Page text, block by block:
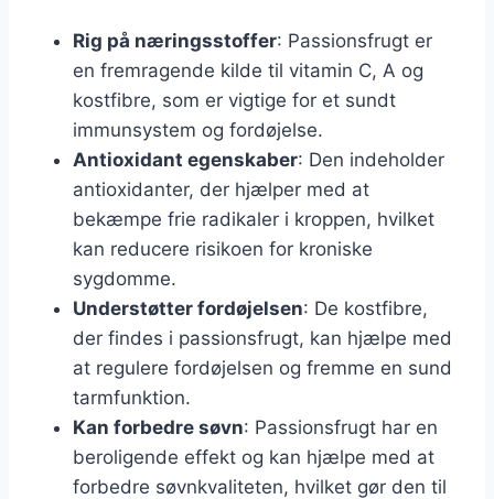
Rig på næringsstoffer: Passionsfrugt er
en fremragende kilde til vitamin C, A og
kostfibre, som er vigtige for et sundt
immunsystem og fordøjelse.
Antioxidant egenskaber: Den indeholder
antioxidanter, der hjælper med at
bekæmpe frie radikaler i kroppen, hvilket
kan reducere risikoen for kroniske
sygdomme.
Understøtter fordøjelsen: De kostfibre,
der findes i passionsfrugt, kan hjælpe med
at regulere fordøjelsen og fremme en sund
tarmfunktion.
Kan forbedre søvn: Passionsfrugt har en
beroligende effekt og kan hjælpe med at
forbedre søvnkvaliteten, hvilket gør den til